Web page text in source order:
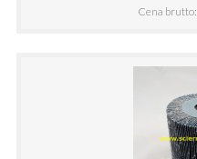
Cena brutto: